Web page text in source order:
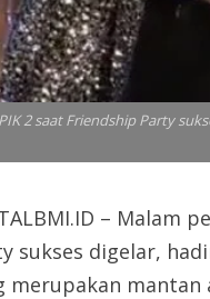
2 saat Friendship Party
–
sukses digelar,
merupakan